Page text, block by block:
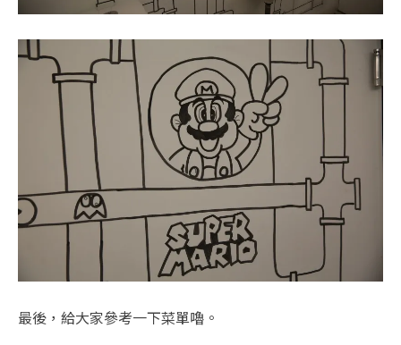
最後，給大家參考一下菜單嚕。